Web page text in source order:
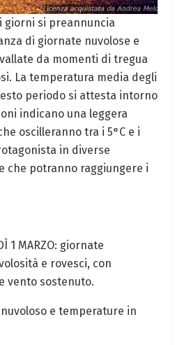
⁢giorni ⁤si ‌preannuncia
di giornate nuvolose e
da momenti di⁤ tregua
La temperatura media degli
periodo si attesta intorno
indicano una leggera
oscilleranno‍ tra i 5°C e i
⁣in ⁢diverse​
che potranno⁣ raggiungere ‌i
1 MARZO: giornate
e rovesci, con
vento sostenuto.
nuvoloso e temperature‍ in